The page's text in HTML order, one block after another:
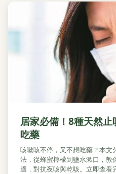
居家必備！8種天然
吃藥
咳嗽咳不停，又不想吃藥？本文
法，從蜂蜜檸檬到鹽水漱口，教
適，對抗夜咳與乾咳。立即查看